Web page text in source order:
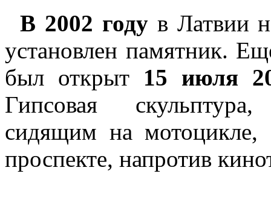
В 2002 годув Латвии
установлен памятник.
был открыт 15 июля
Гипсовая
сидящим на мотоцикле,
проспекте, напротив